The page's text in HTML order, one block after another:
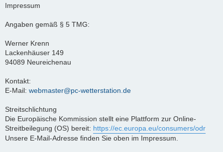
Impressum
Angaben gemäß § 5 TMG:
Werner Krenn
Lackenhäuser 149
94089 Neureichenau
Kontakt:
E-Mail: webmaster@pc-wetterstation.de
Streitschlichtung
Die Europäische Kommission stellt eine Plattform zur Online-
Streitbeilegung (OS) bereit: https://ec.europa.eu/consumers/odr
Unsere E-Mail-Adresse finden Sie oben im Impressum.